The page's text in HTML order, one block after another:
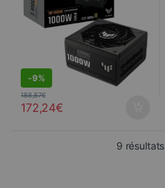
-9%
172,24€
188,87€
9